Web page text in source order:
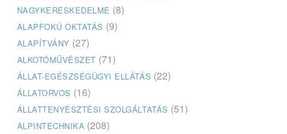
NAGYKERESKEDELME (8)
ALAPFOKÚ OKTATÁS (9)
ALAPÍTVÁNY (27)
ALKOTÓMŰVÉSZET (71)
ÁLLAT-EGÉSZSÉGÜGYI ELLÁTÁS (22)
ÁLLATORVOS (16)
ÁLLATTENYÉSZTÉSI SZOLGÁLTATÁS (51)
ALPINTECHNIKA (208)